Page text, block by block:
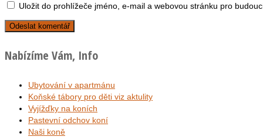
Uložit do prohlížeče jméno, e-mail a webovou stránku pro
Nabízíme Vám, Info
Ubytování v apartmánu
Koňské tábory pro děti viz aktulity
Vyjížďky na koních
Pastevní odchov koní
Naši koně